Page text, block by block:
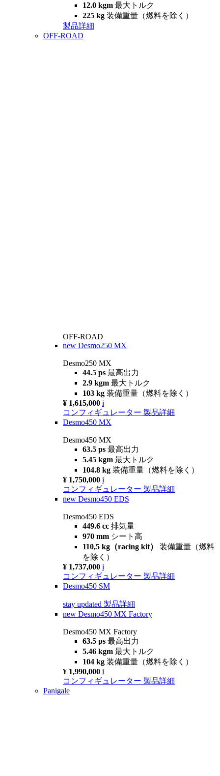
12.0 kgm 最大トルク
225 kg 装備重量（燃料を除く）
製品詳細
OFF-ROAD
OFF-ROAD
new Desmo250 MX
Desmo250 MX
44.5 ps 最高出力
2.9 kgm 最大トルク
103 kg 装備重量（燃料を除く）
¥ 1,615,000 i
コンフィギュレーター 製品詳細
Desmo450 MX
Desmo450 MX
63.5 ps 最高出力
5.45 kgm 最大トルク
104.8 kg 装備重量（燃料を除く）
¥ 1,750,000 i
コンフィギュレーター 製品詳細
new Desmo450 EDS
Desmo450 EDS
449.6 cc 排気量
970 mm シート高
110,5 kg（racing kit） 装備重量（燃料
を除く）
¥ 1,737,000 i
コンフィギュレーター 製品詳細
Desmo450 SM
stay updated 製品詳細
new Desmo450 MX Factory
Desmo450 MX Factory
63.5 ps 最高出力
5.46 kgm 最大トルク
104 kg 装備重量（燃料を除く）
¥ 1,990,000 i
コンフィギュレーター 製品詳細
Panigale